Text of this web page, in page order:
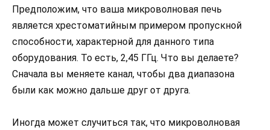
Предположим, что ваша микроволновая печь
является хрестоматийным примером пропускной
способности, характерной для данного типа
оборудования. То есть, 2,45 ГГц. Что вы делаете?
Сначала вы меняете канал, чтобы два диапазона
были как можно дальше друг от друга.
Иногда может случиться так, что микроволновая